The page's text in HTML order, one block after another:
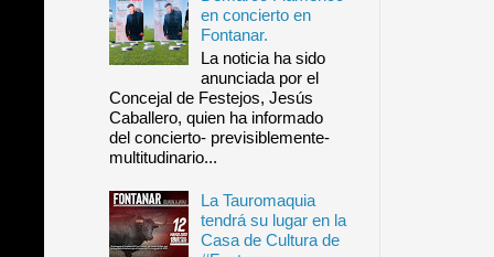
en concierto en
Fontanar.
La noticia ha sido
anunciada por el
Concejal de Festejos, Jesús
Caballero, quien ha informado
del concierto- previsiblemente-
multitudinario...
La Tauromaquia
tendrá su lugar en la
Casa de Cultura de